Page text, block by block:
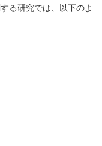
る研究では、以下のよ